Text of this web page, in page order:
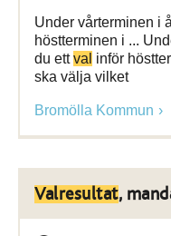
Under vårterminen i
höstterminen i ...
du ettval inför
ska välja vilket
Bromölla Kommun
Valresultat,